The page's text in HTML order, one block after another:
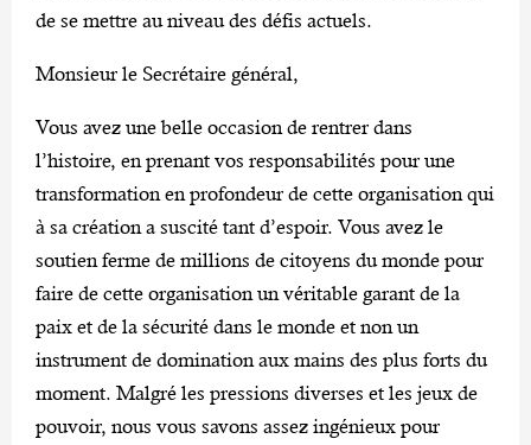
de se mettre au niveau des défis actuels.
Monsieur le Secrétaire général,
Vous avez une belle occasion de rentrer dans
l’histoire, en prenant vos responsabilités pour une
transformation en profondeur de cette organisation qui
à sa création a suscité tant d’espoir. Vous avez le
soutien ferme de millions de citoyens du monde pour
faire de cette organisation un véritable garant de la
paix et de la sécurité dans le monde et non un
instrument de domination aux mains des plus forts du
moment. Malgré les pressions diverses et les jeux de
pouvoir, nous vous savons assez ingénieux pour